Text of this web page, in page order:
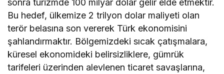
sonra turizmde 100 milyar dolar gelir elde etmektir.
Bu hedef, ülkemize 2 trilyon dolar maliyeti olan
terör belasına son vererek Türk ekonomisini
şahlandırmaktır. Bölgemizdeki sıcak çatışmalara,
küresel ekonomideki belirsizliklere, gümrük
tarifeleri üzerinden alevlenen ticaret savaşlarına,